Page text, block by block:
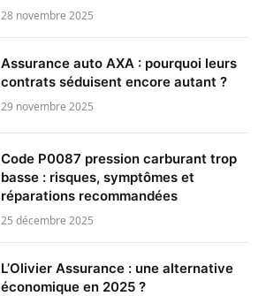
28 novembre 2025
Assurance auto AXA : pourquoi leurs
contrats séduisent encore autant ?
29 novembre 2025
Code P0087 pression carburant trop
basse : risques, symptômes et
réparations recommandées
25 décembre 2025
L’Olivier Assurance : une alternative
économique en 2025 ?